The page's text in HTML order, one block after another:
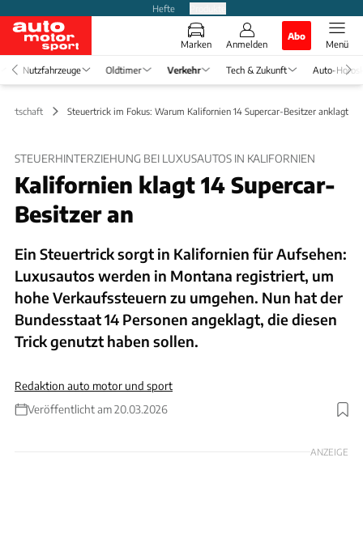
Hefte
Marken Anmelden
Abo
Menü
Nutzfahrzeuge Oldtimer Verkehr Tech & Zukunft Auto-
Steuertrick im Fokus: Warum Kalifornien 14 Supercar-Besitzer anklagt
STEUERHINTERZIEHUNG BEI LUXUSAUTOS IN KALIFORNIEN
Kalifornien klagt 14 Supercar-
Besitzer an
Ein Steuertrick sorgt in Kalifornien für Aufsehen:
Luxusautos werden in Montana registriert, um
hohe Verkaufssteuern zu umgehen. Nun hat der
Bundesstaat 14 Personen angeklagt, die diesen
Trick genutzt haben sollen.
Redaktion auto motor und sport
Veröffentlicht am 20.03.2026
Foto: Patrick Gosling / McLaren / KI-Bearbeitung / Gregor Hebermehl
ANZEIGE